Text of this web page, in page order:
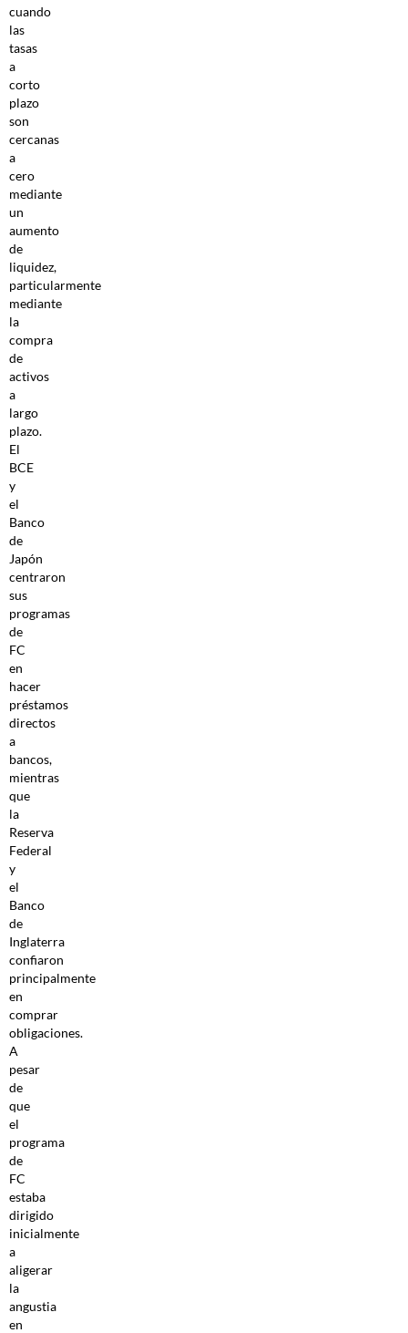
cuando
las
tasas
a
corto
plazo
son
cercanas
a
cero
mediante
un
aumento
de
liquidez,
particularmente
mediante
la
compra
de
activos
a
largo
plazo.
El
BCE
y
el
Banco
de
Japón
centraron
sus
programas
de
FC
en
hacer
préstamos
directos
a
bancos,
mientras
que
la
Reserva
Federal
y
el
Banco
de
Inglaterra
confiaron
principalmente
en
comprar
obligaciones.
A
pesar
de
que
el
programa
de
FC
estaba
dirigido
inicialmente
a
aligerar
la
angustia
en